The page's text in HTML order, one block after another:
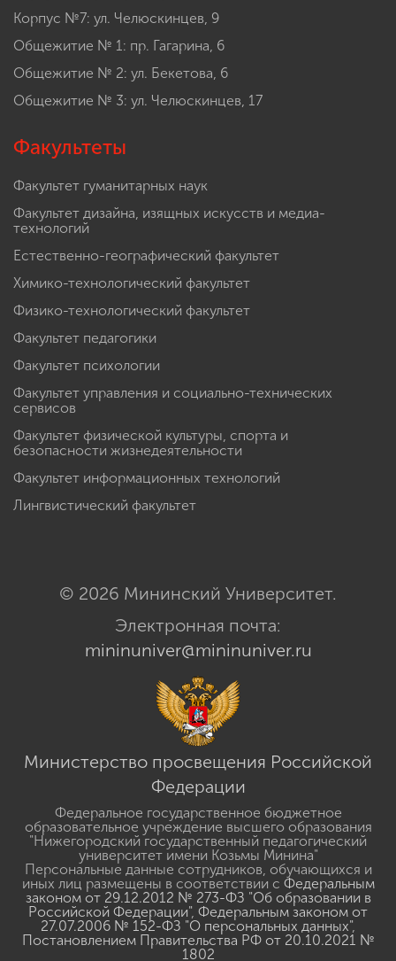
Корпус №7: ул. Челюскинцев, 9
Общежитие № 1: пр. Гагарина, 6
Общежитие № 2: ул. Бекетова, 6
Общежитие № 3: ул. Челюскинцев, 17
Факультеты
Факультет гуманитарных наук
Факультет дизайна, изящных искусств и медиа-
технологий
Естественно-географический факультет
Химико-технологический факультет
Физико-технологический факультет
Факультет педагогики
Факультет психологии
Факультет управления и социально-технических
сервисов
Факультет физической культуры, спорта и
безопасности жизнедеятельности
Факультет информационных технологий
Лингвистический факультет
© 2026 Мининский Университет.
Электронная почта:
mininuniver@mininuniver.ru
Министерство просвещения Российской
Федерации
Федеральное государственное бюджетное
образовательное учреждение высшего образования
"Нижегородский государственный педагогический
университет имени Козьмы Минина"
Персональные данные сотрудников, обучающихся и
иных лиц размещены в соответствии с Федеральным
законом от 29.12.2012 № 273-ФЗ "Об образовании в
Российской Федерации", Федеральным законом от
27.07.2006 № 152-ФЗ "О персональных данных",
Постановлением Правительства РФ от 20.10.2021 №
1802